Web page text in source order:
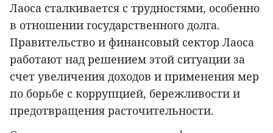
Лаоса сталкивается с трудностями, особенно
в отношении государственного долга.
Правительство и финансовый сектор Лаоса
работают над решением этой ситуации за
счет увеличения доходов и применения мер
по борьбе с коррупцией, бережливости и
предотвращения расточительности.